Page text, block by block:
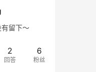
留下～
2
回答
6
粉丝